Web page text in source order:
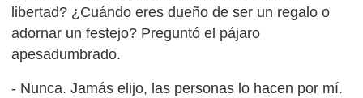
libertad? ¿Cuándo eres dueño de ser un regalo o
adornar un festejo? Preguntó el pájaro
apesadumbrado.
- Nunca. Jamás elijo, las personas lo hacen por mí.